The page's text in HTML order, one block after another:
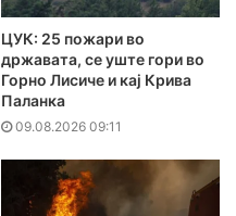
ЦУК: 25 пожари во
државата, се уште гори во
Горно Лисиче и кај Крива
Паланка
09.08.2026 09:11